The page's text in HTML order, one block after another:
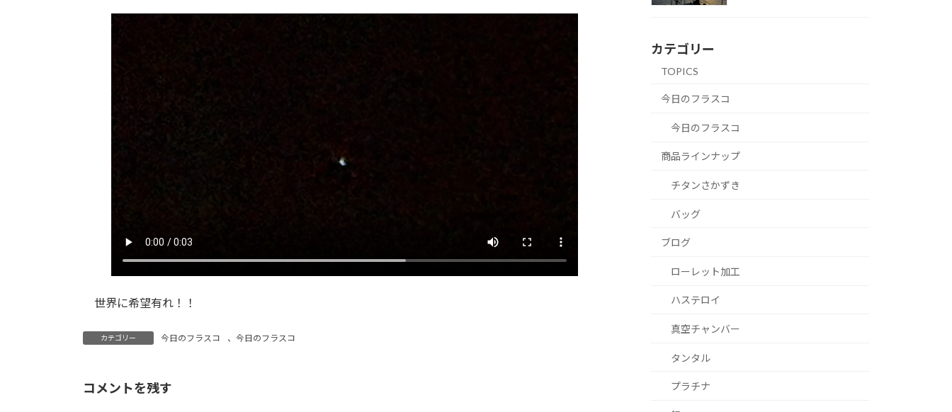
世界に希望有れ！！
カテゴリー 今日のフラスコ 、 今日のフラスコ
コメントを残す
カテゴリー
TOPICS
今日のフラスコ
今日のフラスコ
商品ラインナップ
チタンさかずき
バッグ
ブログ
ローレット加工
ハステロイ
真空チャンバー
タンタル
プラチナ